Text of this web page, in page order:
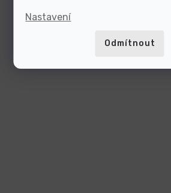
Nastavení
Odmítnout